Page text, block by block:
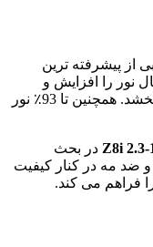
از پیشرفته ترین
نور را افزایش و
عملکرد این دوربین را در نور کم بهبود می بخشد. همچنین تا 93٪ نور
Z8i 2.3- در بحث
و ضد مه در کنار کیفیت
فراهم می کند.